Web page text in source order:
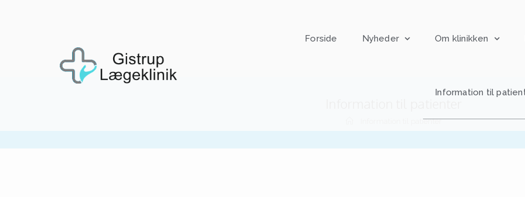
Forside Nyheder Om klinikken
Information til
Information til patienter